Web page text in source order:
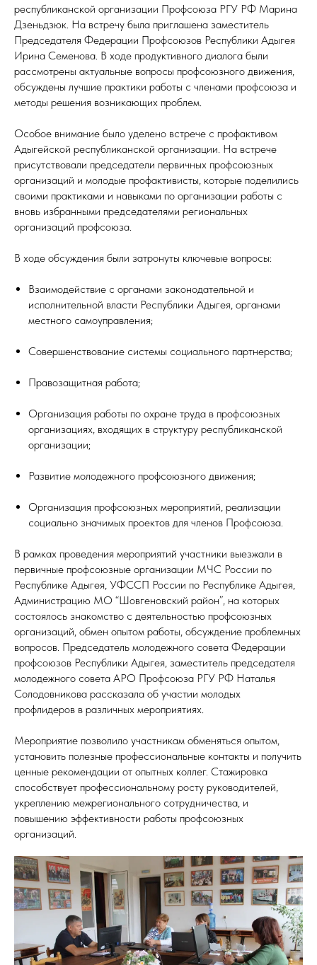
республиканской организации Профсоюза РГУ РФ Марина
Дзеньдзюк. На встречу была приглашена заместитель
Председателя Федерации Профсоюзов Республики Адыгея
Ирина Семенова. В ходе продуктивного диалога были
рассмотрены актуальные вопросы профсоюзного движения,
обсуждены лучшие практики работы с членами профсоюза и
методы решения возникающих проблем.
Особое внимание было уделено встрече с профактивом
Адыгейской республиканской организации. На встрече
присутствовали председатели первичных профсоюзных
организаций и молодые профактивисты, которые поделились
своими практиками и навыками по организации работы с
вновь избранными председателями региональных
организаций профсоюза.
В ходе обсуждения были затронуты ключевые вопросы:
Взаимодействие с органами законодательной и
исполнительной власти Республики Адыгея, органами
местного самоуправления;
Совершенствование системы социального партнерства;
Правозащитная работа;
Организация работы по охране труда в профсоюзных
организациях, входящих в структуру республиканской
организации;
Развитие молодежного профсоюзного движения;
Организация профсоюзных мероприятий, реализации
социально значимых проектов для членов Профсоюза.
В рамках проведения мероприятий участники выезжали в
первичные профсоюзные организации МЧС России по
Республике Адыгея, УФССП России по Республике Адыгея,
Администрацию МО “Шовгеновский район”, на которых
состоялось знакомство с деятельностью профсоюзных
организаций, обмен опытом работы, обсуждение проблемных
вопросов. Председатель молодежного совета Федерации
профсоюзов Республики Адыгея, заместитель председателя
молодежного совета АРО Профсоюза РГУ РФ Наталья
Солодовникова рассказала об участии молодых
профлидеров в различных мероприятиях.
Мероприятие позволило участникам обменяться опытом,
установить полезные профессиональные контакты и получить
ценные рекомендации от опытных коллег. Стажировка
способствует профессиональному росту руководителей,
укреплению межрегионального сотрудничества, и
повышению эффективности работы профсоюзных
организаций.